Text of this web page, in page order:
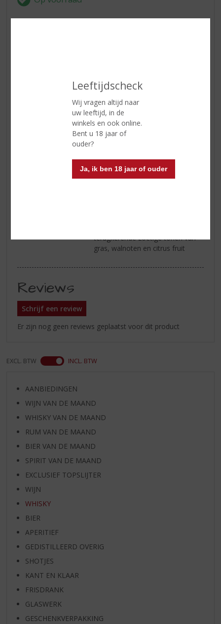
Leeftijdscheck
Wij vragen altijd naar
uw leeftijd, in de
winkels en ook online.
Bent u 18 jaar of
ouder?
Ja, ik ben 18 jaar of ouder
70 CL
Alcoholpercentage
40% vol
Blended
vol amber
van turf met milde zoete grassige
en citrus tonen
terugkerende zoetige tonen van
gras, walnoten en citrus fruit
Reviews
Schrijf een review
Er zijn nog geen reviews geplaatst voor dit product
EXCL. BTW INCL. BTW
AANBIEDINGEN
WIJN VAN DE MAAND
WHISKY VAN DE MAAND
RUM VAN DE MAAND
BIER VAN DE MAAND
SPIRIT VAN DE MAAND
EXCLUSIEF TOPSLIJTER
WIJN
WHISKY
BIER
APERITIEF
GEDISTILLEERD OVERIG
SHOTJES
KANT EN KLAAR
FRISDRANK
GLASWERK
GESCHENKVERPAKKING